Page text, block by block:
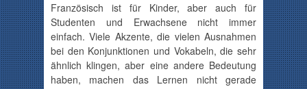
Französisch ist für Kinder, aber auch für
Studenten und Erwachsene nicht immer
einfach. Viele Akzente, die vielen Ausnahmen
bei den Konjunktionen und Vokabeln, die sehr
ähnlich klingen, aber eine andere Bedeutung
haben, machen das Lernen nicht gerade